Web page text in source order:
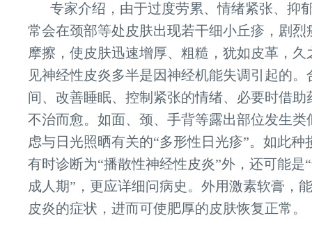
专家介绍，由于过度劳累、情绪紧张、抑
常会在颈部等处皮肤出现若干细小丘疹，剧烈
摩擦，使皮肤迅速增厚、粗糙，犹如皮革，久
见神经性皮炎多半是因神经机能失调引起的。
间、改善睡眠、控制紧张的情绪、必要时借助
不治而愈。如面、颈、手背等露出部位发生类
虑与日光照晒有关的“多形性日光疹”。如此种
有时诊断为“播散性神经性皮炎”外，还可能是
成人期”，更应详细问病史。外用激素软膏，
皮炎的症状，进而可使肥厚的皮肤恢复正常。